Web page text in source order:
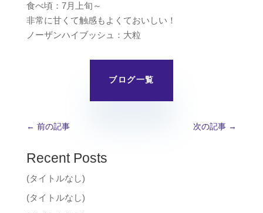
食べ頃：7月上旬～
非常に甘くて触感もよくておいしい！
ノーザンハイブッシュ：大粒
ブログ一覧
← 前の記事 次の記事 →
Recent Posts
(タイトルなし)
(タイトルなし)